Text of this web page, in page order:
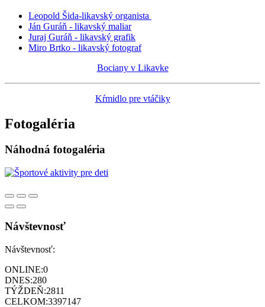
Leopold Šida-likavský organista
Ján Guráň - likavský maliar
Juraj Guráň - likavský grafik
Miro Brtko - likavský fotograf
Bociany v Likavke
Kŕmidlo pre vtáčiky
Fotogaléria
Náhodná fotogaléria
Návštevnosť
Návštevnosť:
ONLINE:0
DNES:280
TÝŽDEŇ:2811
CELKOM:3397147